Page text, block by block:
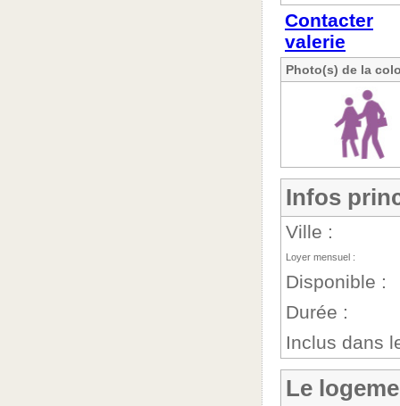
Contacter
valerie
Photo(s) de la
Infos
Ville :
Loyer mensuel :
Disponible :
Durée :
Inclus dans
Le